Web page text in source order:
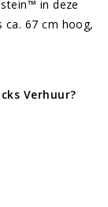
in deze
ca. 67 cm hoog,
Verhuur?